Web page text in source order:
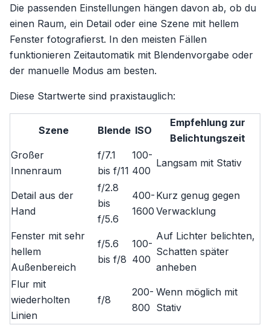
Die passenden Einstellungen hängen davon ab, ob du
einen Raum, ein Detail oder eine Szene mit hellem
Fenster fotografierst. In den meisten Fällen
funktionieren Zeitautomatik mit Blendenvorgabe oder
der manuelle Modus am besten.
Diese Startwerte sind praxistauglich:
Szene Blende ISO
Empfehlung zur
Belichtungszeit
Großer
Innenraum
f/7.1
bis f/11
100-
400
Langsam mit Stativ
Detail aus der
Hand
f/2.8
bis
f/5.6
400-
1600
Kurz genug gegen
Verwacklung
Fenster mit sehr
hellem
Außenbereich
f/5.6
bis f/8
100-
400
Auf Lichter belichten,
Schatten später
anheben
Flur mit
wiederholten
Linien
f/8
200-
800
Wenn möglich mit
Stativ